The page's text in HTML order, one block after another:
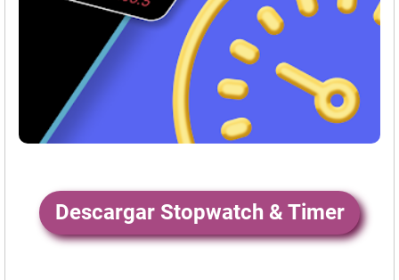
Descargar Stopwatch & Timer